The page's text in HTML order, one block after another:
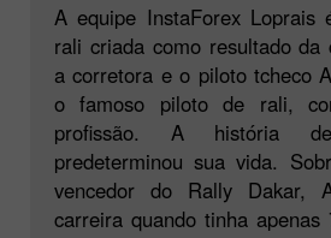
A equipe InstaForex Loprais
rali criada como resultado da
a corretora e o piloto tcheco
o famoso piloto de rali,
profissão. A história
predeterminou sua vida.
vencedor do Rally Dakar,
carreira quando tinha